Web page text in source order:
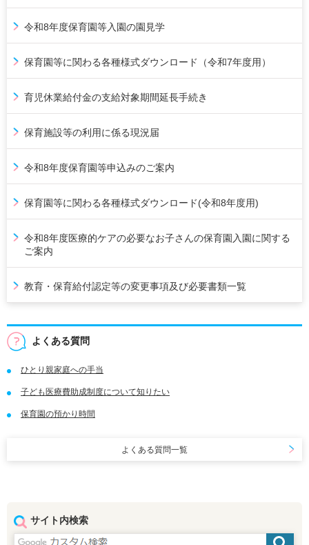
令和8年度保育園等入園の園見学
保育園等に関わる各種様式ダウンロード（令和7年度用）
育児休業給付金の支給対象期間延長手続き
保育施設等の利用に係る現況届
令和8年度保育園等申込みのご案内
保育園等に関わる各種様式ダウンロード(令和8年度用)
令和8年度医療的ケアの必要なお子さんの保育園入園に関する
ご案内
教育・保育給付認定等の変更事項及び必要書類一覧
よくある質問
ひとり親家庭への手当
子ども医療費助成制度について知りたい
保育園の預かり時間
よくある質問一覧
サイト内検索